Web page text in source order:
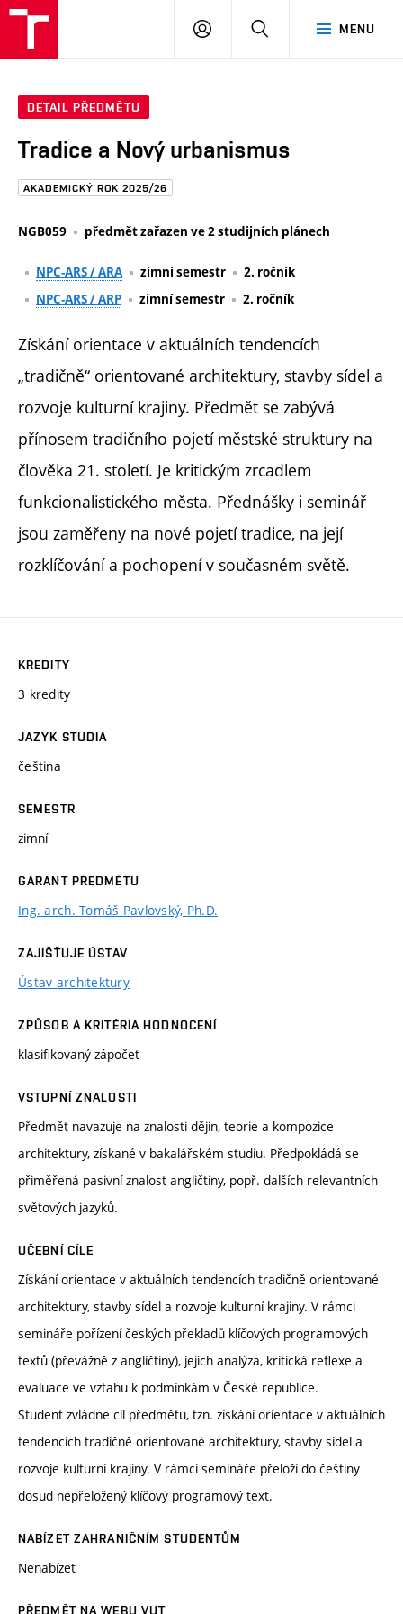
Brno
MENU
PŘIHLÁSIT
DETAIL PŘEDMĚTU
Tradice a Nový urbanismus
AKADEMICKÝ ROK 2025/26
NGB059 předmět zařazen ve 2 studijních plánech
NPC-ARS / ARA zimní semestr
2. ročník
NPC-ARS / ARP
zimní semestr 2. ročník
Získání orientace v aktuálních tendencích
„tradičně“ orientované architektury, stavby sídel a
rozvoje kulturní krajiny. Předmět se zabývá
přínosem tradičního pojetí městské struktury na
člověka 21. století. Je kritickým zrcadlem
funkcionalistického města. Přednášky i seminář
jsou zaměřeny na nové pojetí tradice, na její
rozklíčování a pochopení v současném světě.
KREDITY
3 kredity
JAZYK STUDIA
čeština
SEMESTR
zimní
GARANT PŘEDMĚTU
Ing. arch. Tomáš Pavlovský, Ph.D.
ZAJIŠŤUJE ÚSTAV
Ústav architektury
ZPŮSOB A KRITÉRIA HODNOCENÍ
klasifikovaný zápočet
VSTUPNÍ ZNALOSTI
Předmět navazuje na znalosti dějin, teorie a kompozice
architektury, získané v bakalářském studiu. Předpokládá se
přiměřená pasivní znalost angličtiny, popř. dalších relevantních
světových jazyků.
UČEBNÍ CÍLE
Získání orientace v aktuálních tendencích tradičně orientované
architektury, stavby sídel a rozvoje kulturní krajiny. V rámci
semináře pořízení českých překladů klíčových programových
textů (převážně z angličtiny), jejich analýza, kritická reflexe a
evaluace ve vztahu k podmínkám v České republice.
Student zvládne cíl předmětu, tzn. získání orientace v aktuálních
tendencích tradičně orientované architektury, stavby sídel a
rozvoje kulturní krajiny. V rámci semináře přeloží do češtiny
dosud nepřeložený klíčový programový text.
NABÍZET ZAHRANIČNÍM STUDENTŮM
Nenabízet
PŘEDMĚT NA WEBU VUT